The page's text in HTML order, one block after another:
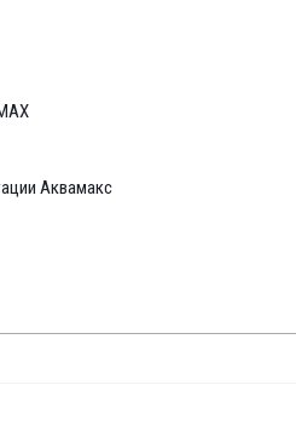
Аквамакс